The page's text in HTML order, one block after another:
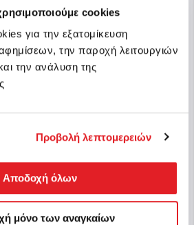
cookies
για την εξατομίκευση
την παροχή λειτουργιών
την ανάλυση της
Προβολή λεπτομερειών
Αποδοχή όλων
μόνο των αναγκαίων
Puzzle High Quality
1000 pcs -